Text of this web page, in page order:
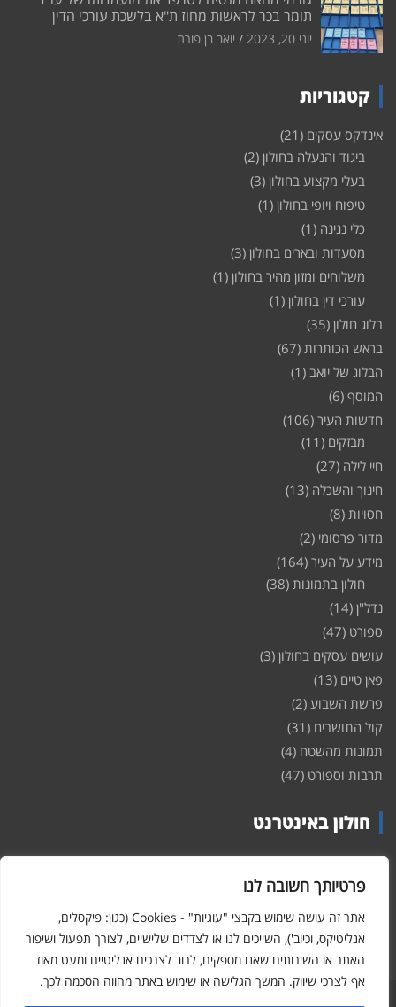
פרטיותך חשובה לנו
אתר זה עושה שימוש בקבצי "עוגיות" - Cookies (כגון: פיקסלים,
אנליטיקס, וכיוב'), השייכים לנו או לצדדים שלישיים, לצורך תפעול ושיפור
האתר או השירותים שאנו מספקים, לרוב לצרכים אנליטיים ומעט מאוד
אף לצרכי שיווק. המשך הגלישה או שימוש באתר מהווה הסכמה לכך.
תומר בכר לראשות מחוז ת"א בלשכת עורכי הדין
יוני 20, 2023 יואב בן פורת
קטגוריות
אינדקס עסקים (21)
ביגוד והנעלה בחולון (2)
בעלי מקצוע בחולון (3)
טיפוח ויופי בחולון (1)
כלי נגינה (1)
מסעדות ובארים בחולון (3)
משלוחים ומזון מהיר בחולון (1)
עורכי דין בחולון (1)
בלוג חולון (35)
בראש הכותרות (67)
הבלוג של יואב (1)
המוסף (6)
חדשות העיר (106)
מבזקים (11)
חיי לילה (27)
חינוך והשכלה (13)
חסויות (8)
מדור פרסומי (2)
מידע על העיר (164)
חולון בתמונות (38)
נדל"ן (14)
ספורט (47)
עושים עסקים בחולון (3)
פאן טיים (13)
פרשת השבוע (2)
קול התושבים (31)
תמונות מהשטח (4)
תרבות וספורט (47)
חולון באינטרנט
חולוןבאינטרנט – האתר שמביא לכם עדכונים ומידע מהשטח מהעיר
חולון. במה פתוחה לקול תושבי חולון באינטרנט, מידע על
ופרוייקטים חדשים בעיר, חיי לילה, וכן טורי דעה, עסקים בחולון, ודיונים על
הנעשה בעיר. אתם מוזמנים ומוזמנות להשתתף בדיון ולשלוח לנו כתבות
ואף להגיב על הכתבות המפורסמות באתר.